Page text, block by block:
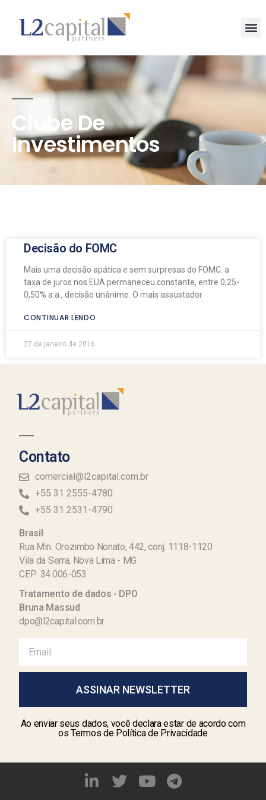
Clube De
Investimentos
Decisão do FOMC
Mais uma decisão apática e sem surpresas do FOMC: a
taxa de juros nos EUA permaneceu constante, entre 0,25-
0,50% a.a., decisão unânime. O mais assustador
CONTINUAR LENDO
27 de janeiro de 2016
Contato
comercial@l2capital.com.br
+55 31 2555-4780
+55 31 2531-4790
Brasil
Rua Min. Orozimbo Nonato, 442, conj. 1118-1120
Vila da Serra, Nova Lima - MG
CEP: 34.006-053
Tratamento de dados - DPO
Bruna Massud
dpo@l2capital.com.br
ASSINAR NEWSLETTER
Ao enviar seus dados, você declara estar de acordo com
os Termos de Política de Privacidade